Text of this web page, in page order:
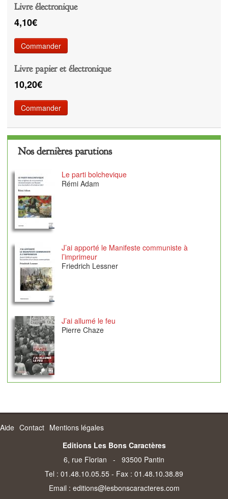
Livre électronique
4,10€
Commander
Livre papier et électronique
10,20€
Commander
Nos dernières parutions
Le parti bolchevique
Rémi Adam
J’ai apporté le Manifeste communiste à
l’imprimeur
Friedrich Lessner
J’ai allumé le feu
Pierre Chaze
Aide Contact Mentions légales
Editions Les Bons Caractères
6, rue Florian - 93500 Pantin
Tel : 01.48.10.05.55 - Fax : 01.48.10.38.89
Email : editions@lesbonscaracteres.com